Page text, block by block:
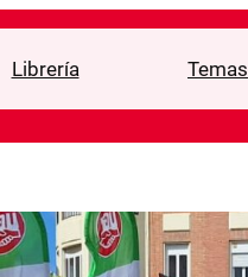
Librería Temas